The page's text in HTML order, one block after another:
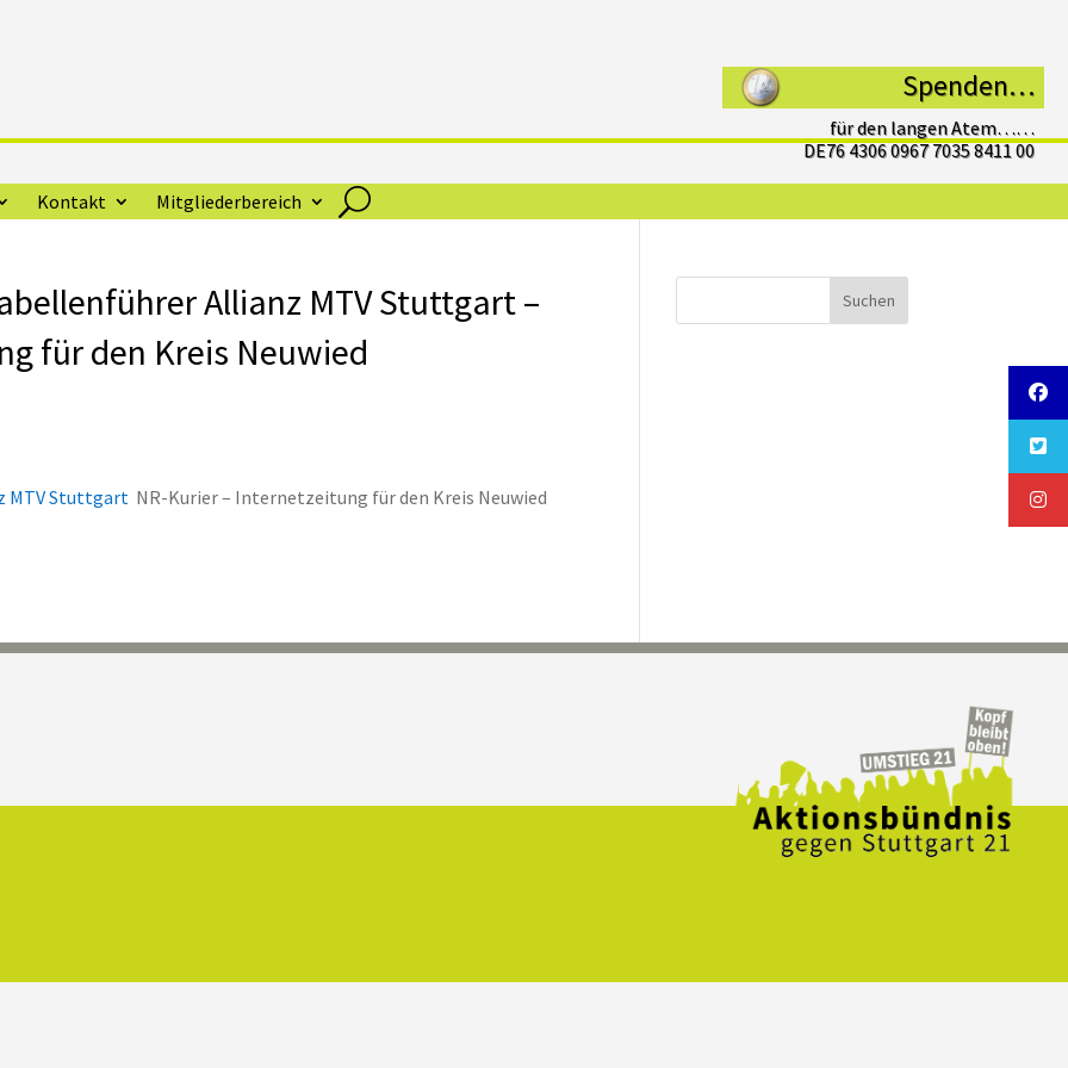
Spenden…
für den langen Atem……
DE76 4306 0967 7035 8411 00
Kontakt Mitgliederbereich
Allianz MTV Stuttgart –
für den Kreis Neuwied
MTV Stuttgart NR-Kurier – Internetzeitung für den Kreis Neuwied
Suchen